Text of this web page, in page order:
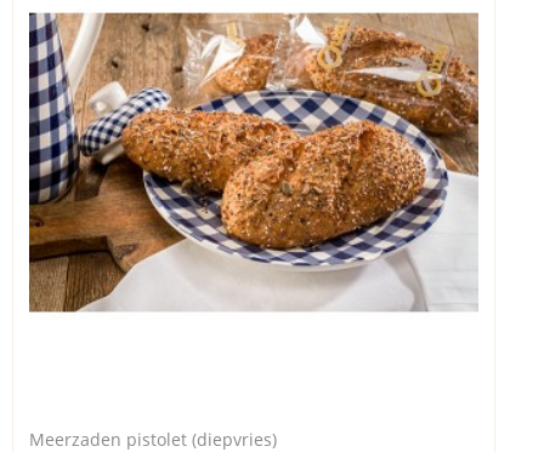
Meerzaden pistolet (diepvries)